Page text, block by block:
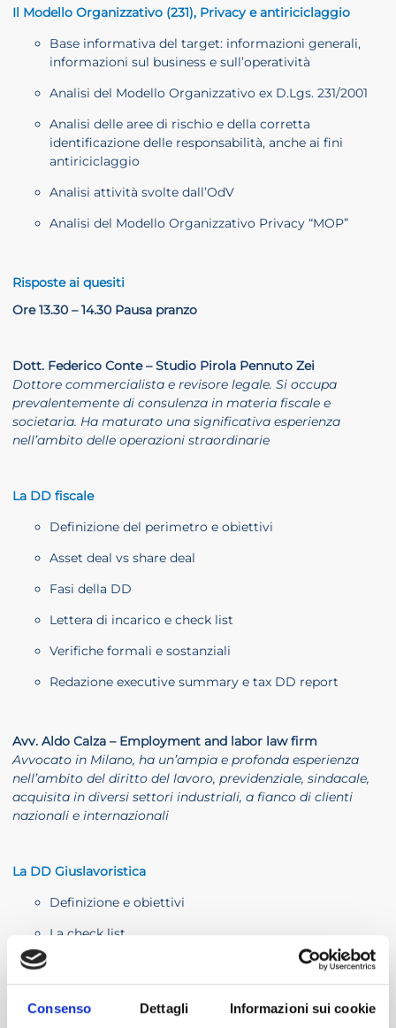
Consenso Dettagli Informazioni sui cookie
Il Modello Organizzativo (231), Privacy e antiriciclaggio
Base informativa del target: informazioni generali,
informazioni sul business e sull’operatività
Analisi del Modello Organizzativo ex D.Lgs. 231/2001
Analisi delle aree di rischio e della corretta
identificazione delle responsabilità, anche ai fini
antiriciclaggio
Analisi attività svolte dall’OdV
Analisi del Modello Organizzativo Privacy “MOP”
Risposte ai quesiti
Ore 13.30 – 14.30 Pausa pranzo
Dott. Federico Conte – Studio Pirola Pennuto Zei
Dottore commercialista e revisore legale. Si occupa
prevalentemente di consulenza in materia fiscale e
societaria. Ha maturato una significativa esperienza
nell’ambito delle operazioni straordinarie
La DD fiscale
Definizione del perimetro e obiettivi
Asset deal vs share deal
Fasi della DD
Lettera di incarico e check list
Verifiche formali e sostanziali
Redazione executive summary e tax DD report
Avv. Aldo Calza – Employment and labor law firm
Avvocato in Milano, ha un’ampia e profonda esperienza
nell’ambito del diritto del lavoro, previdenziale, sindacale,
acquisita in diversi settori industriali, a fianco di clienti
nazionali e internazionali
La DD Giuslavoristica
Definizione e obiettivi
La check list